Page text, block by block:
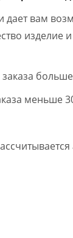
дает вам
изделие
меньше